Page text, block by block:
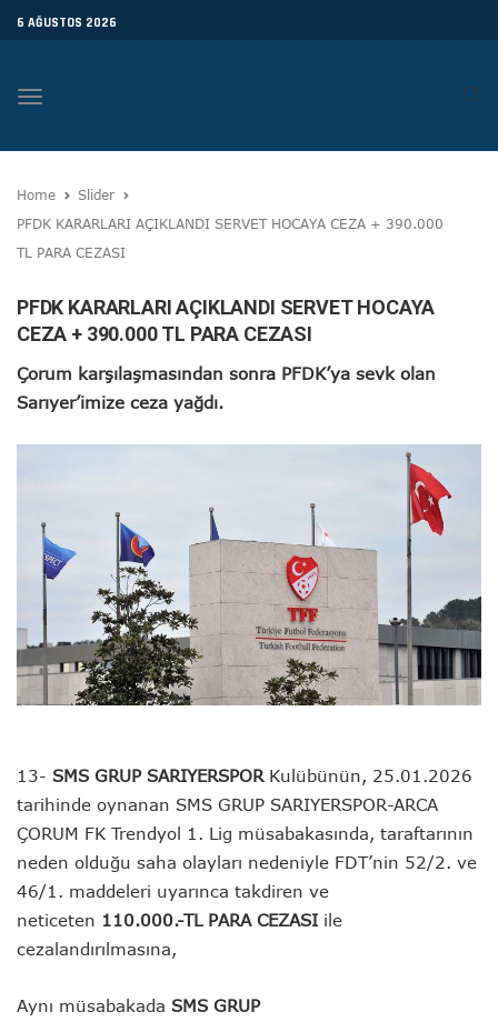
6 AĞUSTOS 2026
Toggle
Home
Slider
PFDK KARARLARI AÇIKLANDI SERVET HOCAYA CEZA + 390.000
TL PARA CEZASI
PFDK KARARLARI AÇIKLANDI SERVET HOCAYA
CEZA + 390.000 TL PARA CEZASI
Çorum karşılaşmasından sonra PFDK’ya sevk olan
Sarıyer’imize ceza yağdı.
13- SMS GRUP SARIYERSPORKulübünün, 25.01.2026
tarihinde oynanan SMS GRUP SARIYERSPOR-ARCA
ÇORUM FK Trendyol 1. Lig müsabakasında, taraftarının
neden olduğu saha olayları nedeniyle FDT’nin 52/2. ve
46/1. maddeleri uyarınca takdiren ve
neticeten 110.000.-TL PARA CEZASI ile
cezalandırılmasına,
Aynı müsabakada SMS GRUP